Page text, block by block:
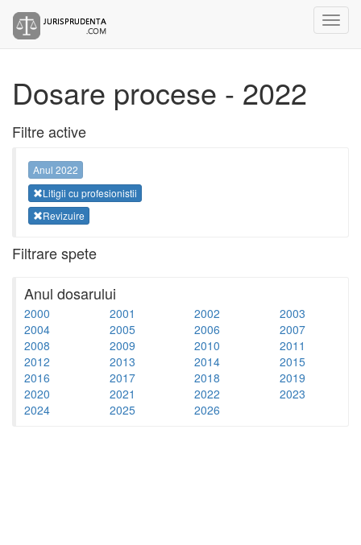
Dosare procese - 2022
Filtre active
Anul 2022
Litigii cu profesionistii
Revizuire
Filtrare spete
Anul dosarului
2000 2001 2002
2003
2004
2005 2006
2007
2008
2009 2010
2011
2012
2013 2014
2015
2016
2017 2018
2019
2020
2021 2022
2023
2024
2025 2026